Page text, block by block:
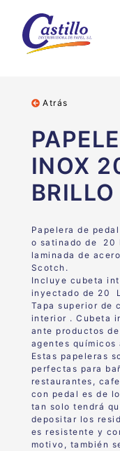
Atrás
INOX
Papelera de
o satinado de 20
laminada de
Scotch.
Incluye cubeta
inyectado de 20
Tapa superior de
interior . Cubeta
ante productos
agentes químicos
Estas papeleras
perfectas para
restaurantes,
con pedal es de
tan solo tendrá
depositar los
es resistente y
motivo, también